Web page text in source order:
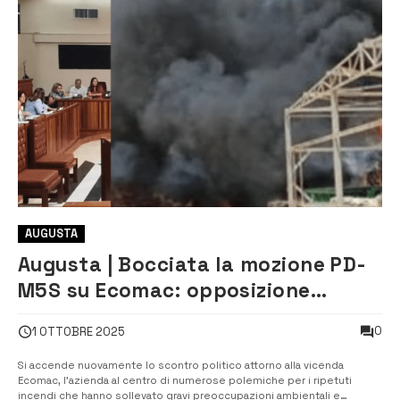
AUGUSTA
Augusta | Bocciata la mozione PD-
M5S su Ecomac: opposizione
1 OTTOBRE 2025 0
Si accende nuovamente lo scontro politico attorno alla vicenda
Ecomac, l’azienda al centro di numerose polemiche per i ripetuti
incendi che hanno sollevato gravi preoccupazioni ambientali e